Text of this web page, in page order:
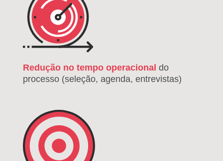
Redução no tempo operacional do
processo (seleção, agenda, entrevistas)